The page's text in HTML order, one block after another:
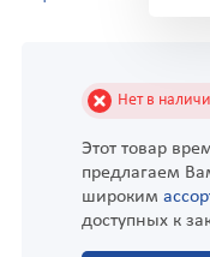
Нет в
Этот товар
предлагаем
широким
доступных к